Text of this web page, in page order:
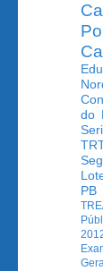
do
PB